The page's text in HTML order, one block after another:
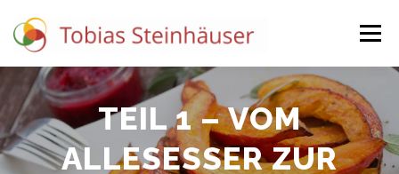
Menü
BERATUNG EVENTS DEIN ERSTGESPRÄCH
TEIL 1 – VOM
ALLESESSER ZUR